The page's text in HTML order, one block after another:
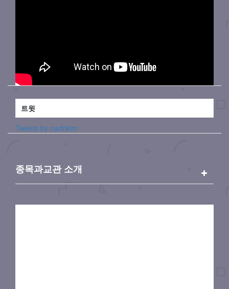
트윗
Tweets by nadrikim
종목과교관 소개